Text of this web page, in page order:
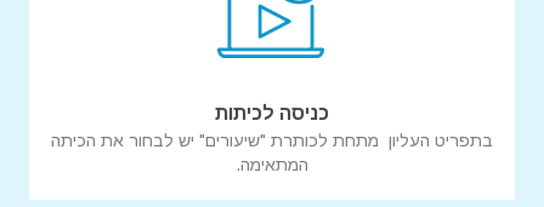
כניסה לכיתות
בתפריט העליון מתחת לכותרת "שיעורים" יש לבחור את הכיתה
המתאימה.